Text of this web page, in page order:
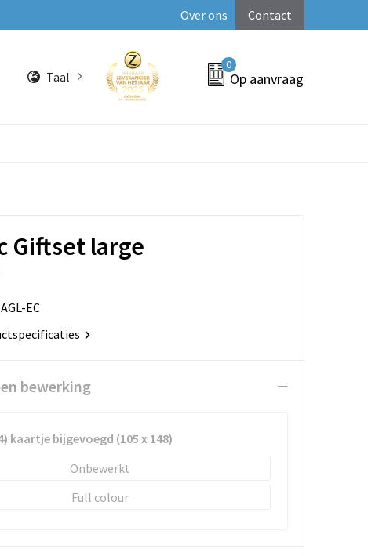
Over ons Contact
Taal
0
Op aanvraag
Giftset large
AGL-EC
bewerking
kaartje bijgevoegd (105 x 148)
Onbewerkt
Full colour